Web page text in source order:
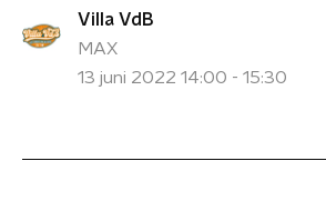
Villa VdB
MAX
13 juni 2022 14:00 - 15:30